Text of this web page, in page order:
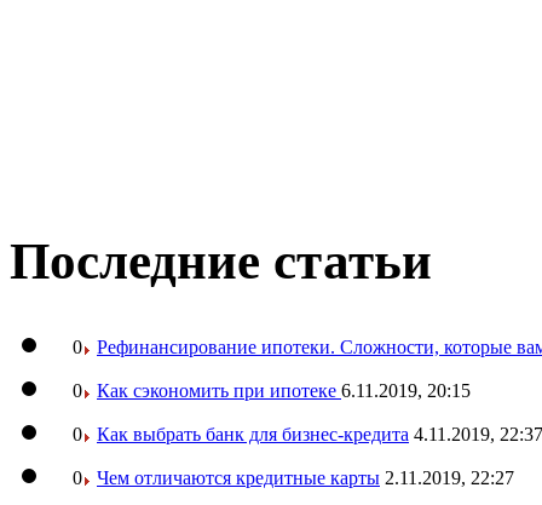
Последние статьи
0 Рефинансирование ипотеки. Сложности, которые
0 Как сэкономить при ипотеке 6.11.2019, 20:15
0 Как выбрать банк для бизнес-кредита 4.11.2019, 22:37
0 Чем отличаются кредитные карты 2.11.2019, 22:27